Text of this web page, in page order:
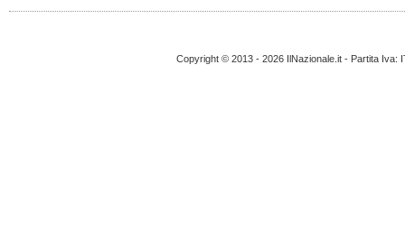
Copyright © 2013 - 2026 IlNazionale.it - Partita Iva: